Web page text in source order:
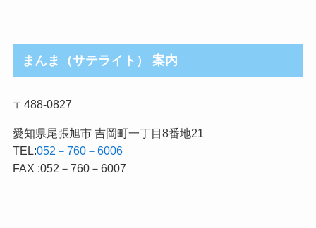
まんま（サテライト） 案内
〒488-0827
愛知県尾張旭市 吉岡町一丁目8番地21
TEL:052－760－6006
FAX :052－760－6007